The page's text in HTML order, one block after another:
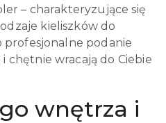
– charakteryzujące się
kieliszków do
profesjonalne podanie
wracają do Ciebie
wnętrza i